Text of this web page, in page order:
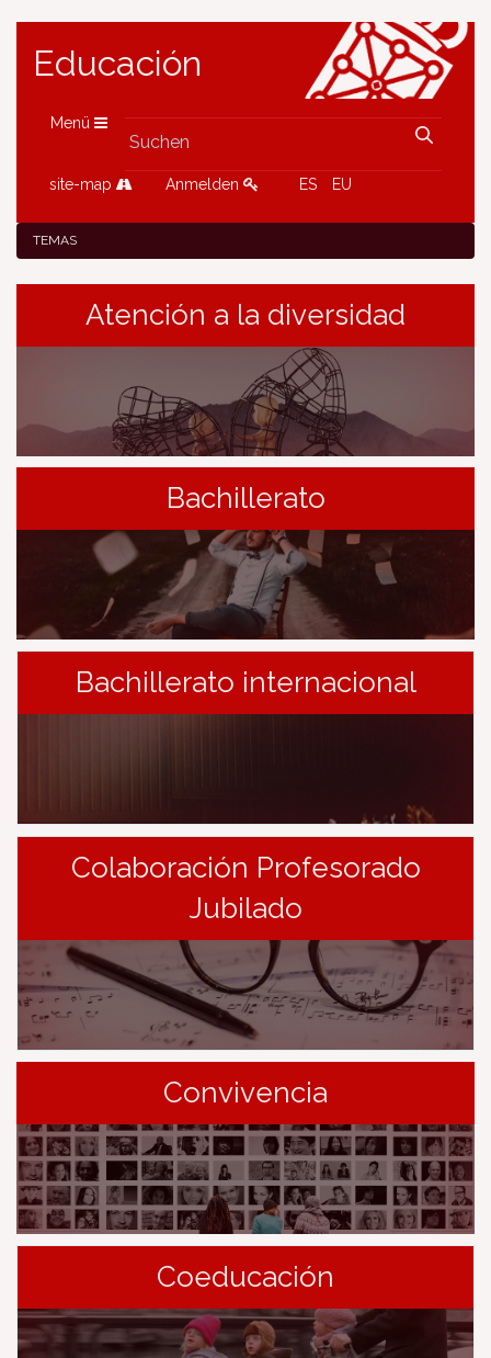
Educación
Menü
site-map Anmelden ES EU
TEMAS
Atención a la diversidad
Bachillerato
Bachillerato internacional
Colaboración Profesorado
Jubilado
Convivencia
Coeducación